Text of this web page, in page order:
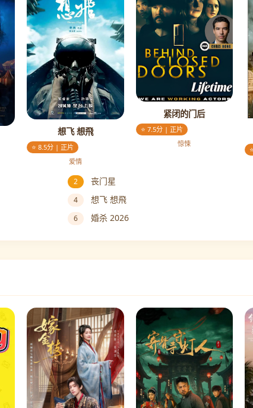
想飞 想飛
⭐ 8.5分 | 正片
爱情
紧闭的门后
⭐ 7.5分 | 正片
惊悚
2 丧门星
4 想飞 想飛
6 婚杀 2026